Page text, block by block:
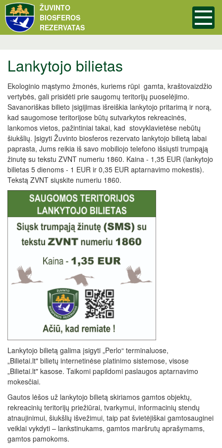
ŽUVINTO
BIOSFEROS
REZERVATAS
Lankytojo bilietas
Ekologinio mąstymo žmonės, kuriems rūpi gamta, kraštovaizdžio
vertybės, gali prisidėti prie saugomų teritorijų puoselėjimo.
Savanoriškas bilieto įsigijimas išreiškia lankytojo pritarimą ir norą,
kad saugomose teritorijose būtų sutvarkytos rekreacinės,
lankomos vietos, pažintiniai takai, kad stovyklavietėse nebūtų
šiukšlių. Įsigyti Žuvinto biosferos rezervato lankytojo bilietą labai
paprasta, Jums reikia iš savo mobiliojo telefono išsiųsti trumpąją
žinutę su tekstu ZVNT numeriu 1860. Kaina - 1,35 EUR (lankytojo
bilietas 5 dienoms - 1 EUR ir 0,35 EUR aptarnavimo mokestis).
Tekstą ZVNT siųskite numeriu 1860.
Lankytojo bilietą galima įsigyti „Perlo“ terminaluose,
„Bilietai.lt" bilietų internetinėse platinimo sistemose, visose
„Bilietai.lt" kasose. Taikomi papildomi paslaugos aptarnavimo
mokesčiai.
Gautos lėšos už lankytojo bilietą skiriamos gamtos objektų,
rekreacinių teritorijų priežiūrai, tvarkymui, informacinių stendų
atnaujinimui, šiukšlių išvežimui, taip pat švietėjiškai gamtosauginei
veiklai vykdyti – lankstinukams, gamtos maršrutų aprašymams,
gamtos pamokoms.